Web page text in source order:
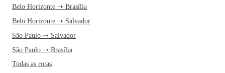
Belo Horizonte ➝ Brasília
Belo Horizonte ➝ Salvador
São Paulo ➝ Salvador
São Paulo ➝ Brasília
Todas as rotas